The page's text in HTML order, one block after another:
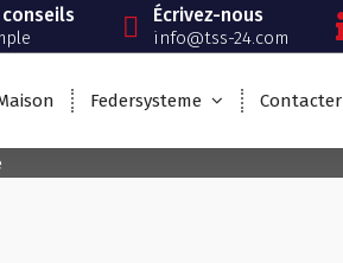
Écrivez-nous
info@tss-24.com
Federsysteme Contacter